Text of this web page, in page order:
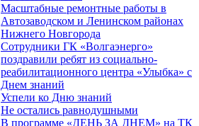
Масштабные ремонтные работы в
Автозаводском и Ленинском районах
Нижнего Новгорода
Сотрудники ГК «Волгаэнерго»
поздравили ребят из социально-
реабилитационного центра «Улыбка» с
Днем знаний
Успели ко Дню знаний
Не остались равнодушными
В программе «ДЕНЬ ЗА ДНЕМ» на ТК